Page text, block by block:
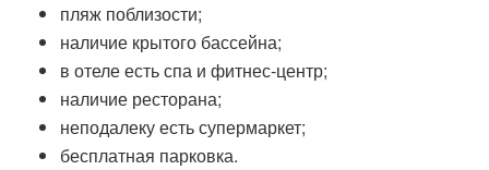
пляж поблизости;
наличие крытого бассейна;
в отеле есть спа и фитнес-центр;
наличие ресторана;
неподалеку есть супермаркет;
бесплатная парковка.